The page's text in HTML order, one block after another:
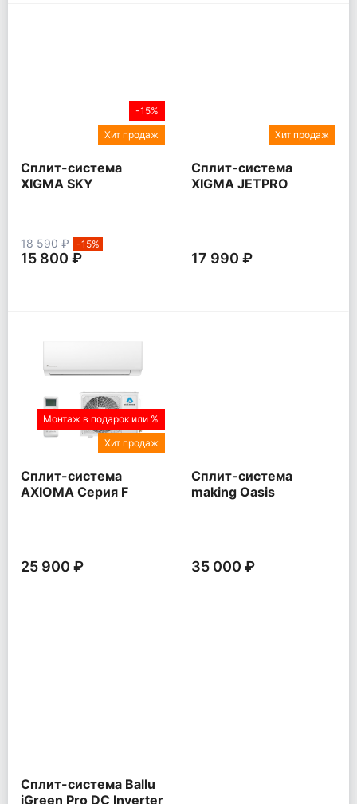
-15%
Хит продаж
Сплит-система
XIGMA SKY
18 590 ₽ -15%
15 800 ₽
Хит продаж
Сплит-система
XIGMA JETPRO
17 990 ₽
Монтаж в подарок или %
Хит продаж
Сплит-система
AXIOMA Серия F
25 900 ₽
Сплит-система
making Oasis
35 000 ₽
Сплит-система Ballu
iGreen Pro DC Inverter